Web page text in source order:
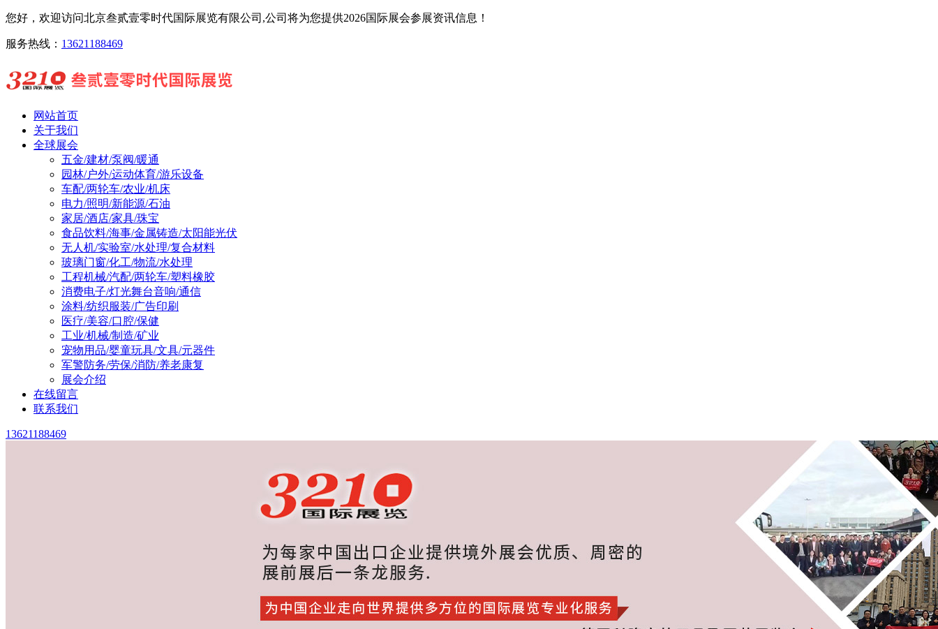
您好，欢迎访问北京叁贰壹零时代国际展览有限公司,公司将为您提供2026国际展会参展资讯信息！
服务热线： 13621188469
网站首页
关于我们
全球展会
五金/建材/泵阀/暖通
园林/户外/运动体育/游乐设备
车配/两轮车/农业/机床
电力/照明/新能源/石油
家居/酒店/家具/珠宝
食品饮料/海事/金属铸造/太阳能光伏
无人机/实验室/水处理/复合材料
玻璃门窗/化工/物流/水处理
工程机械/汽配/两轮车/塑料橡胶
消费电子/灯光舞台音响/通信
涂料/纺织服装/广告印刷
医疗/美容/口腔/保健
工业/机械/制造/矿业
宠物用品/婴童玩具/文具/元器件
军警防务/劳保/消防/养老康复
展会介绍
在线留言
联系我们
13621188469